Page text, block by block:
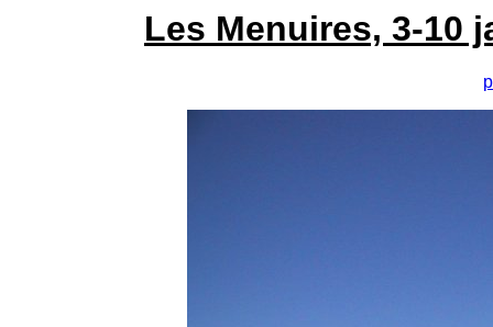
Les Menuires, 3-10